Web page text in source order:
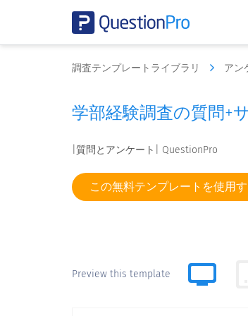
調査テンプレートライブラリ アン
学部経験調査の質問+
|質問とアンケート| QuestionPro
この無料テンプレートを使用
Preview this template